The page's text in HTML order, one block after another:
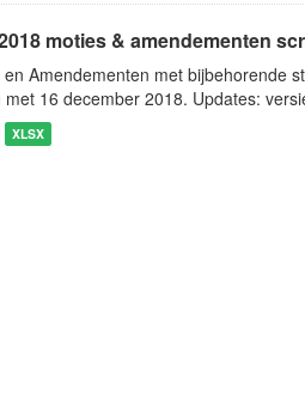
moties & amendementen
Amendementen met bijbehorende
16 december 2018. Updates:
XLSX